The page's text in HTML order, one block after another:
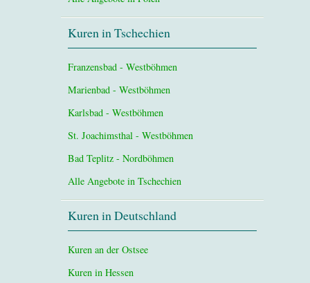
Kuren in Tschechien
Franzensbad - Westböhmen
Marienbad - Westböhmen
Karlsbad - Westböhmen
St. Joachimsthal - Westböhmen
Bad Teplitz - Nordböhmen
Alle Angebote in Tschechien
Kuren in Deutschland
Kuren an der Ostsee
Kuren in Hessen